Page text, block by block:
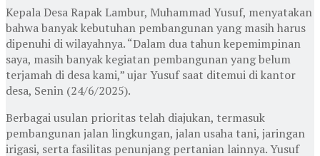
Kepala Desa Rapak Lambur, Muhammad Yusuf, menyatakan
bahwa banyak kebutuhan pembangunan yang masih harus
dipenuhi di wilayahnya. “Dalam dua tahun kepemimpinan
saya, masih banyak kegiatan pembangunan yang belum
terjamah di desa kami,” ujar Yusuf saat ditemui di kantor
desa, Senin (24/6/2025).
Berbagai usulan prioritas telah diajukan, termasuk
pembangunan jalan lingkungan, jalan usaha tani, jaringan
irigasi, serta fasilitas penunjang pertanian lainnya. Yusuf